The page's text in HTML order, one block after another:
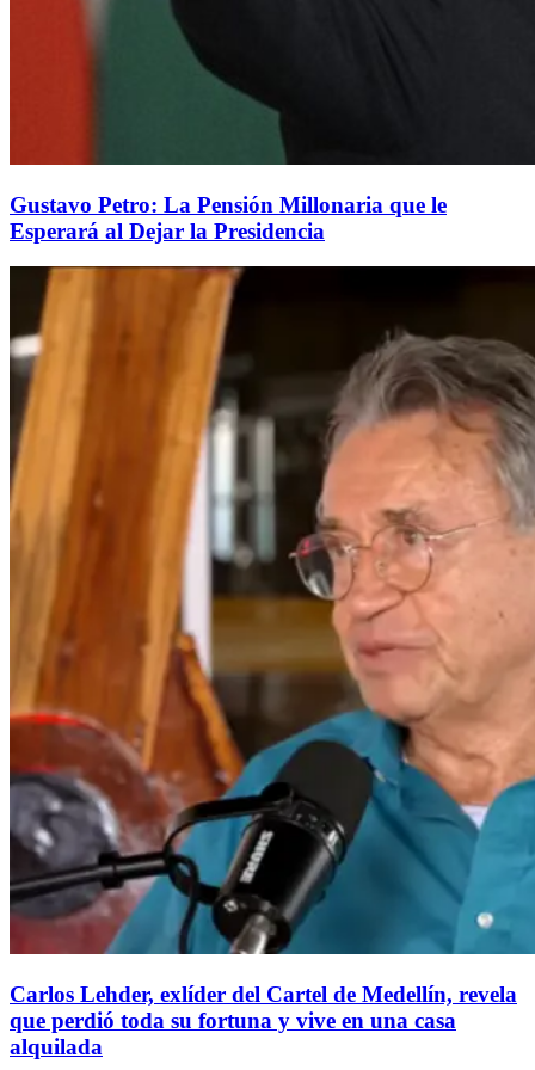
Gustavo Petro: La Pensión Millonaria que le
Esperará al Dejar la Presidencia
Carlos Lehder, exlíder del Cartel de Medellín, revela
que perdió toda su fortuna y vive en una casa
alquilada